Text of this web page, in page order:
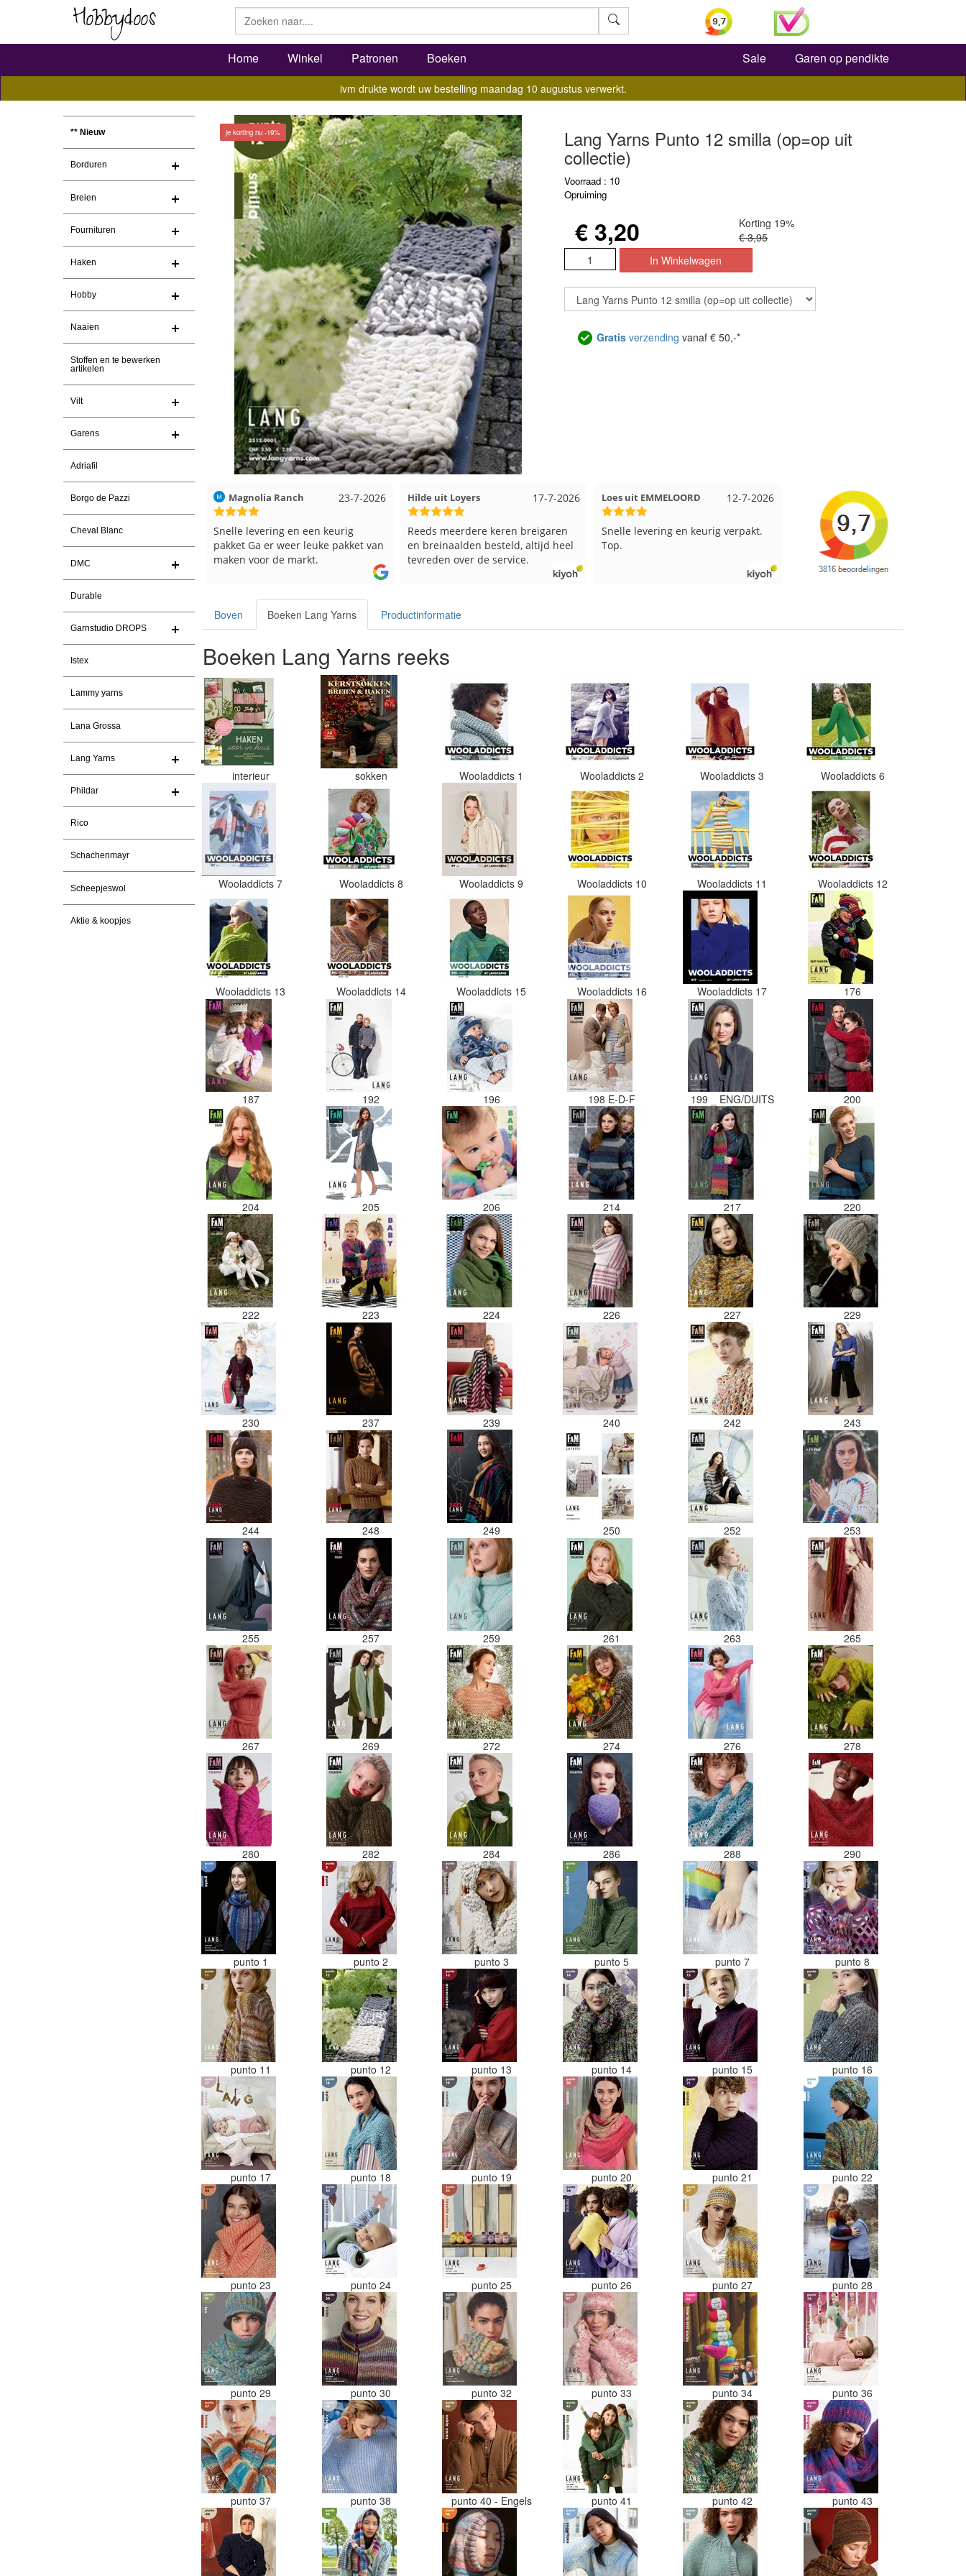
Zoeken
Home Winkel Patronen Boeken Sale Garen op pendikte
ivm drukte wordt uw bestelling maandag 10 augustus verwerkt.
** Nieuw
Borduren
Breien
Fournituren
Haken
Hobby
Naaien
Stoffen en te bewerken
artikelen
Vilt
Garens
Adriafil
Borgo de Pazzi
Cheval Blanc
DMC
Durable
Garnstudio DROPS
Istex
Lammy yarns
Lana Grossa
Lang Yarns
Phildar
Rico
Schachenmayr
Scheepjeswol
Aktie & koopjes
je korting nu -19% Lang Yarns Punto 12 smilla (op=op uit
collectie)
Voorraad : 10
Opruiming
€ 3,20
Korting 19%
€ 3,95
Gratisverzending vanaf € 50,-*
Magnolia Ranch
Snelle levering en een keurig
pakket Ga er weer leuke pakket van
maken voor de markt.
17-7-2026
Hilde uit Loyers
Reeds meerdere keren breigaren
en breinaalden besteld, altijd heel
tevreden over de service.
12-7-2026
Loes uit EMMELOORD
Snelle levering en keurig verpakt.
Top.
12-7-2026
Nell uit Beuningen
Goed verpakt en snelgeleverd
Wendy uit Amsterdam
Ruime keus aan viltwol, mooie
kleuren en goede kwaliteit. Snel
verzonden. Enigste wat ik een
beetje jammer vind is dat alles los
een doos gestopt. Geen kleur
Had ook 3x 50 gram zwart besteld
maar door de andere bollen zitten
er nu verschillende kleuren vezels
in het zwart. Dat vind ik erg
jammer. Als ik nu wil nabestellen
moet ik maar hopen dat ik de juiste
kleurcode bij de juiste bol heb
gedaan. Misschien een tip om de
kleuren apart in te pakken met een
sticker welke kleur het is?
Desondanks zou ik deze shop zeker
wel aanbevelen wat betreft de
viltwol. Goede prijs/kwaliteit
Boven Boeken Lang Yarns Productinformatie
Boeken Lang Yarns reeks
interieur sokken Wooladdicts 1 Wooladdicts 2 Wooladdicts 3 Wooladdicts 6
Wooladdicts 7 Wooladdicts 8 Wooladdicts 9 Wooladdicts 10 Wooladdicts 11 Wooladdicts 12
Wooladdicts 13 Wooladdicts 14 Wooladdicts 15 Wooladdicts 16 Wooladdicts 17 176
187 192 196 198 E-D-F 199 _ ENG/DUITS 200
204 205 206 214 217 220
222 223 224 226 227 229
230 237 239 240 242 243
244 248 249 250 252 253
255 257 259 261 263 265
267 269 272 274 276 278
280 282 284 286 288 290
punto 1 punto 2 punto 3 punto 5 punto 7 punto 8
punto 11 punto 12 punto 13 punto 14 punto 15 punto 16
punto 17 punto 18 punto 19 punto 20 punto 21 punto 22
punto 23 punto 24 punto 25 punto 26 punto 27 punto 28
punto 29 punto 30 punto 32 punto 33 punto 34 punto 36
punto 37 punto 38 punto 40 - Engels punto 41 punto 42 punto 43